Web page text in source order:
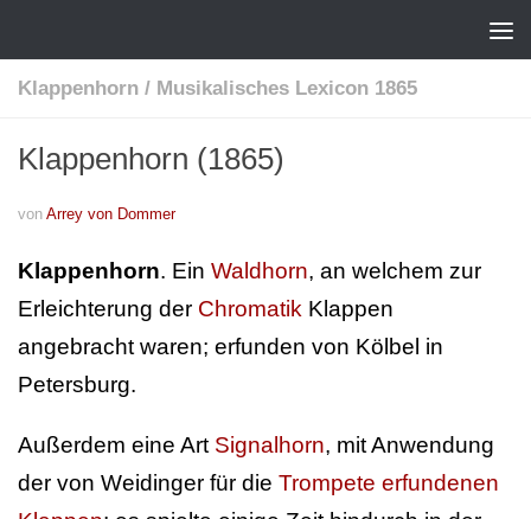
Klappenhorn / Musikalisches Lexicon 1865
Klappenhorn (1865)
von Arrey von Dommer
Klappenhorn. Ein Waldhorn, an welchem zur
Erleichterung der Chromatik Klappen
angebracht waren; erfunden von Kölbel in
Petersburg.
Außerdem eine Art Signalhorn, mit Anwendung
der von Weidinger für die Trompete erfundenen